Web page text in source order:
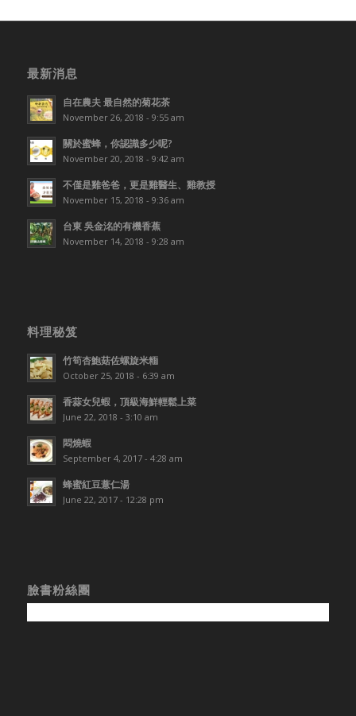
最新消息
自在農夫 最自然的菊花茶
November 26, 2018 - 9:55 am
關於蜜蜂，你認識多少呢?
November 20, 2018 - 9:42 am
不僅是雞爸爸，更是雞醫生、雞教授
November 15, 2018 - 9:36 am
台東 吳金洺的有機香蕉
November 14, 2018 - 9:28 am
料理秘笈
竹筍杏鮑菇佐螺旋米糆
October 25, 2018 - 6:39 am
香蒜女兒蝦，頂級海鮮輕鬆上菜
June 22, 2018 - 3:10 am
悶燒蝦
September 4, 2017 - 4:28 am
蜂蜜紅豆薏仁湯
June 22, 2017 - 12:28 pm
臉書粉絲團